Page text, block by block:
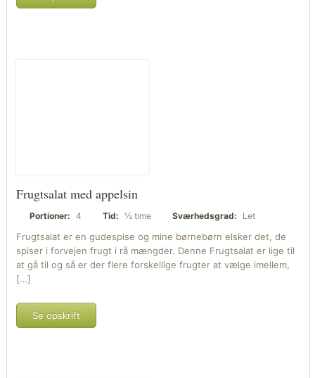
Frugtsalat med appelsin
Portioner: 4 Tid: ½ time Sværhedsgrad: Let
Frugtsalat er en gudespise og mine børnebørn elsker det, de
spiser i forvejen frugt i rå mængder. Denne Frugtsalat er lige til
at gå til og så er der flere forskellige frugter at vælge imellem,
[…]
Se opskrift